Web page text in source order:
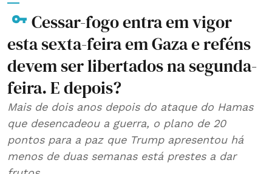
Cessar-fogo entra em vigor
esta sexta-feira em Gaza e reféns
devem ser libertados na segunda-
feira. E depois?
Mais de dois anos depois do ataque do Hamas
que desencadeou a guerra, o plano de 20
pontos para a paz que Trump apresentou há
menos de duas semanas está prestes a dar